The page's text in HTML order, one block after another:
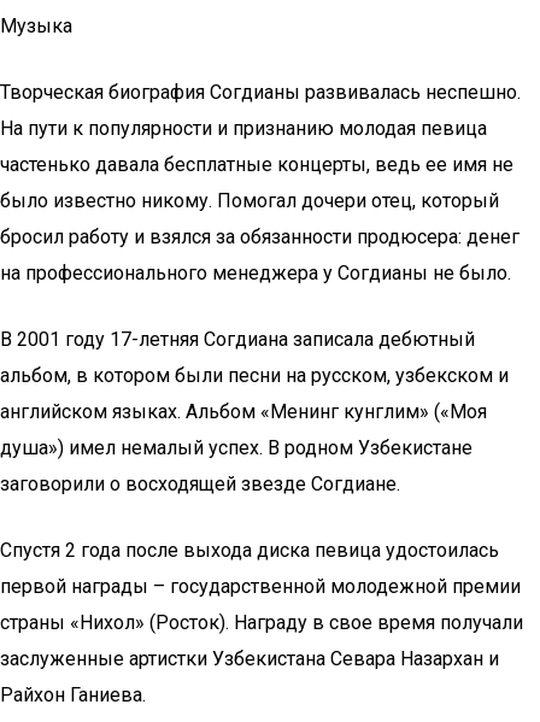
Музыка
Творческая биография Согдианы развивалась неспешно.
На пути к популярности и признанию молодая певица
частенько давала бесплатные концерты, ведь ее имя не
было известно никому. Помогал дочери отец, который
бросил работу и взялся за обязанности продюсера: денег
на профессионального менеджера у Согдианы не было.
В 2001 году 17-летняя Согдиана записала дебютный
альбом, в котором были песни на русском, узбекском и
английском языках. Альбом «Менинг кунглим» («Моя
душа») имел немалый успех. В родном Узбекистане
заговорили о восходящей звезде Согдиане.
Спустя 2 года после выхода диска певица удостоилась
первой награды – государственной молодежной премии
страны «Нихол» (Росток). Награду в свое время получали
заслуженные артистки Узбекистана Севара Назархан и
Райхон Ганиева.